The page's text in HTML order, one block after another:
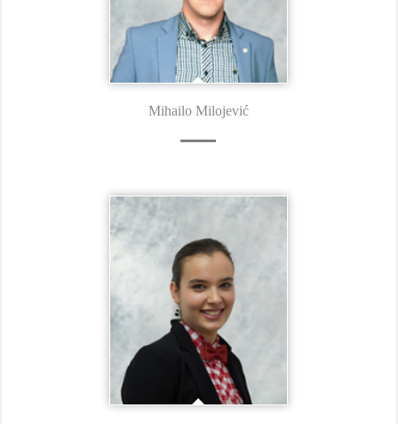
Mihailo Milojević